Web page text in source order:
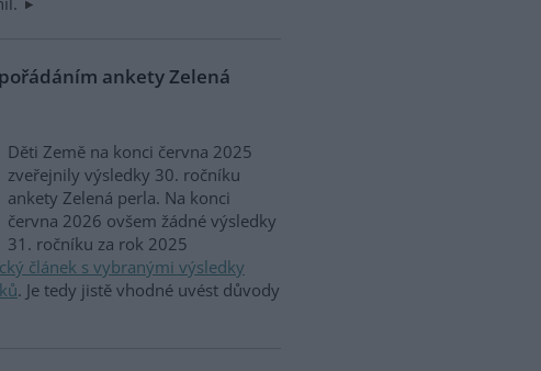
ankety Zelená
Děti Země na konci června 2025
zveřejnily výsledky 30. ročníku
ankety Zelená perla. Na konci
června 2026 ovšem žádné výsledky
31. ročníku za rok 2025
článek s vybranými výsledky
. Je tedy jistě vhodné uvést důvody